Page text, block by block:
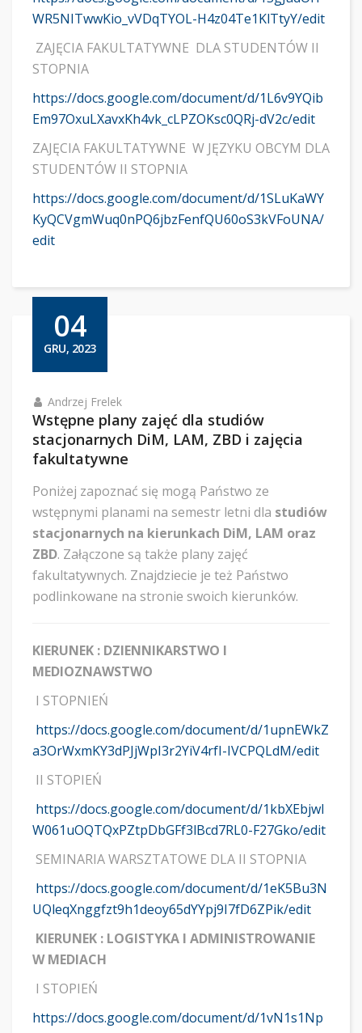
WR5NITwwKio_vVDqTYOL-H4z04Te1KlTtyY/edit
ZAJĘCIA FAKULTATYWNE DLA STUDENTÓW II
STOPNIA
https://docs.google.com/document/d/1L6v9YQib
Em97OxuLXavxKh4vk_cLPZOKsc0QRj-dV2c/edit
ZAJĘCIA FAKULTATYWNE W JĘZYKU OBCYM DLA
STUDENTÓW II STOPNIA
https://docs.google.com/document/d/1SLuKaWY
KyQCVgmWuq0nPQ6jbzFenfQU60oS3kVFoUNA/
edit
04
GRU, 2023
Andrzej Frelek
Wstępne plany zajęć dla studiów
stacjonarnych DiM, LAM, ZBD i zajęcia
fakultatywne
Poniżej zapoznać się mogą Państwo ze
wstępnymi planami na semestr letni dla studiów
stacjonarnych na kierunkach DiM, LAM oraz
ZBD. Załączone są także plany zajęć
fakultatywnych. Znajdziecie je też Państwo
podlinkowane na stronie swoich kierunków.
KIERUNEK : DZIENNIKARSTWO I
MEDIOZNAWSTWO
I STOPNIEŃ
https://docs.google.com/document/d/1upnEWkZ
a3OrWxmKY3dPJjWpI3r2YiV4rfI-IVCPQLdM/edit
II STOPIEŃ
https://docs.google.com/document/d/1kbXEbjwl
W061uOQTQxPZtpDbGFf3lBcd7RL0-F27Gko/edit
SEMINARIA WARSZTATOWE DLA II STOPNIA
https://docs.google.com/document/d/1eK5Bu3N
UQleqXnggfzt9h1deoy65dYYpj9I7fD6ZPik/edit
KIERUNEK : LOGISTYKA I ADMINISTROWANIE
W MEDIACH
I STOPIEŃ
https://docs.google.com/document/d/1vN1s1Np